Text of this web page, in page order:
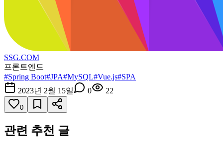
SSG.COM
프론트엔드
#Spring Boot#JPA#MySQL#Vue.js#SPA
2023년 2월 15일
0 22
0
관련 추천 글